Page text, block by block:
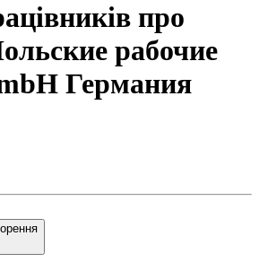
про
рабочие
Германия